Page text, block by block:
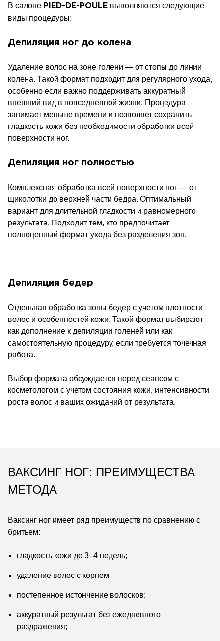
В салоне PIED-DE-POULE выполняются следующие
виды процедуры:
Депиляция ног до колена
Удаление волос на зоне голени — от стопы до линии
колена. Такой формат подходит для регулярного ухода,
особенно если важно поддерживать аккуратный
внешний вид в повседневной жизни. Процедура
занимает меньше времени и позволяет сохранить
гладкость кожи без необходимости обработки всей
поверхности ног.
Депиляция ног полностью
Комплексная обработка всей поверхности ног — от
щиколотки до верхней части бедра. Оптимальный
вариант для длительной гладкости и равномерного
результата. Подходит тем, кто предпочитает
полноценный формат ухода без разделения зон.
Депиляция бедер
Отдельная обработка зоны бедер с учетом плотности
волос и особенностей кожи. Такой формат выбирают
как дополнение к депиляции голеней или как
самостоятельную процедуру, если требуется точечная
работа.
Выбор формата обсуждается перед сеансом с
косметологом с учетом состояния кожи, интенсивности
роста волос и ваших ожиданий от результата.
ВАКСИНГ НОГ: ПРЕИМУЩЕСТВА
МЕТОДА
Ваксинг ног имеет ряд преимуществ по сравнению с
бритьем:
гладкость кожи до 3–4 недель;
удаление волос с корнем;
постепенное истончение волосков;
аккуратный результат без ежедневного
раздражения;